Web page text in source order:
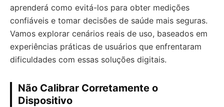
aprenderá como evitá-los para obter medições
confiáveis e tomar decisões de saúde mais seguras.
Vamos explorar cenários reais de uso, baseados em
experiências práticas de usuários que enfrentaram
dificuldades com essas soluções digitais.
Não Calibrar Corretamente o
Dispositivo